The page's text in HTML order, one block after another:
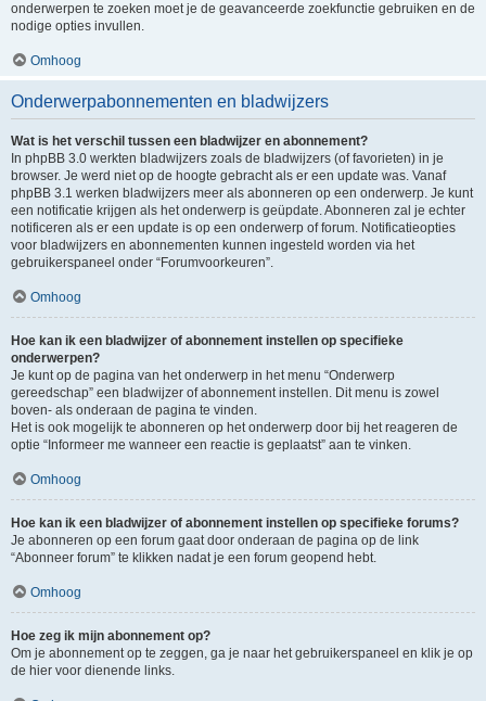
onderwerpen te zoeken moet je de geavanceerde zoekfunctie gebruiken en de
nodige opties invullen.
Omhoog
Onderwerpabonnementen en bladwijzers
Wat is het verschil tussen een bladwijzer en abonnement?
In phpBB 3.0 werkten bladwijzers zoals de bladwijzers (of favorieten) in je
browser. Je werd niet op de hoogte gebracht als er een update was. Vanaf
phpBB 3.1 werken bladwijzers meer als abonneren op een onderwerp. Je kunt
een notificatie krijgen als het onderwerp is geüpdate. Abonneren zal je echter
notificeren als er een update is op een onderwerp of forum. Notificatieopties
voor bladwijzers en abonnementen kunnen ingesteld worden via het
gebruikerspaneel onder “Forumvoorkeuren”.
Omhoog
Hoe kan ik een bladwijzer of abonnement instellen op specifieke
onderwerpen?
Je kunt op de pagina van het onderwerp in het menu “Onderwerp
gereedschap” een bladwijzer of abonnement instellen. Dit menu is zowel
boven- als onderaan de pagina te vinden.
Het is ook mogelijk te abonneren op het onderwerp door bij het reageren de
optie “Informeer me wanneer een reactie is geplaatst” aan te vinken.
Omhoog
Hoe kan ik een bladwijzer of abonnement instellen op specifieke forums?
Je abonneren op een forum gaat door onderaan de pagina op de link
“Abonneer forum” te klikken nadat je een forum geopend hebt.
Omhoog
Hoe zeg ik mijn abonnement op?
Om je abonnement op te zeggen, ga je naar het gebruikerspaneel en klik je op
de hier voor dienende links.